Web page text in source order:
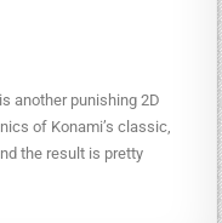
is another punishing 2D
of Konami’s classic,
the result is pretty